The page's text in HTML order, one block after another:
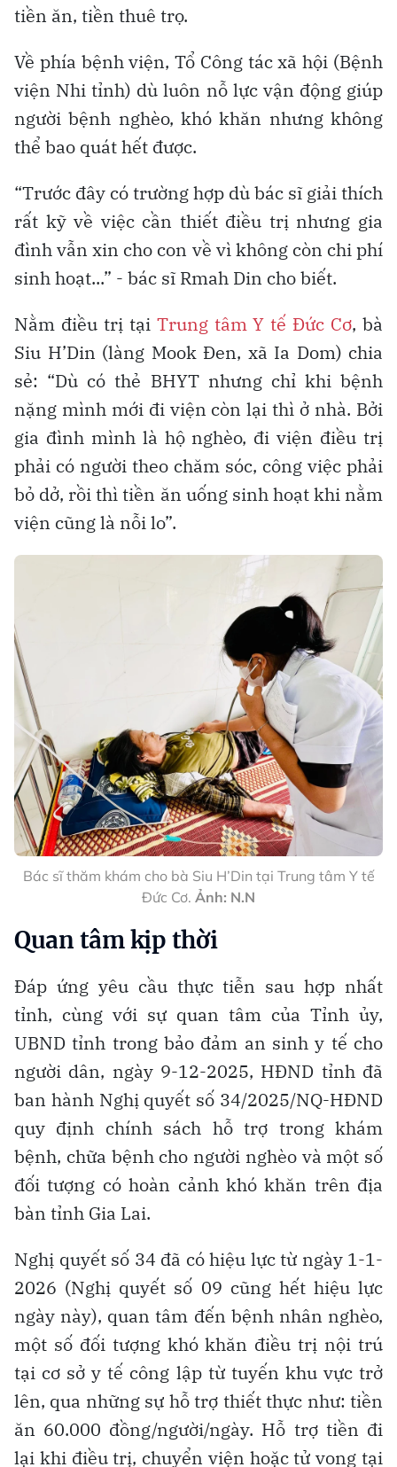
tiền ăn, tiền thuê trọ.
Về phía bệnh viện, Tổ Công tác xã hội (Bệnh
viện Nhi tỉnh) dù luôn nỗ lực vận động giúp
người bệnh nghèo, khó khăn nhưng không
thể bao quát hết được.
“Trước đây có trường hợp dù bác sĩ giải thích
rất kỹ về việc cần thiết điều trị nhưng gia
đình vẫn xin cho con về vì không còn chi phí
sinh hoạt...” - bác sĩ Rmah Din cho biết.
Nằm điều trị tại Trung tâm Y tế Đức Cơ, bà
Siu H’Din (làng Mook Đen, xã Ia Dom) chia
sẻ: “Dù có thẻ BHYT nhưng chỉ khi bệnh
nặng mình mới đi viện còn lại thì ở nhà. Bởi
gia đình mình là hộ nghèo, đi viện điều trị
phải có người theo chăm sóc, công việc phải
bỏ dở, rồi thì tiền ăn uống sinh hoạt khi nằm
viện cũng là nỗi lo”.
Bác sĩ thăm khám cho bà Siu H’Din tại Trung tâm Y tế
Đức Cơ. Ảnh: N.N
Quan tâm kịp thời
Đáp ứng yêu cầu thực tiễn sau hợp nhất
tỉnh, cùng với sự quan tâm của Tỉnh ủy,
UBND tỉnh trong bảo đảm an sinh y tế cho
người dân, ngày 9-12-2025, HĐND tỉnh đã
ban hành Nghị quyết số 34/2025/NQ-HĐND
quy định chính sách hỗ trợ trong khám
bệnh, chữa bệnh cho người nghèo và một số
đối tượng có hoàn cảnh khó khăn trên địa
bàn tỉnh Gia Lai.
Nghị quyết số 34 đã có hiệu lực từ ngày 1-1-
2026 (Nghị quyết số 09 cũng hết hiệu lực
ngày này), quan tâm đến bệnh nhân nghèo,
một số đối tượng khó khăn điều trị nội trú
tại cơ sở y tế công lập từ tuyến khu vực trở
lên, qua những sự hỗ trợ thiết thực như: tiền
ăn 60.000 đồng/người/ngày. Hỗ trợ tiền đi
lại khi điều trị, chuyển viện hoặc tử vong tại